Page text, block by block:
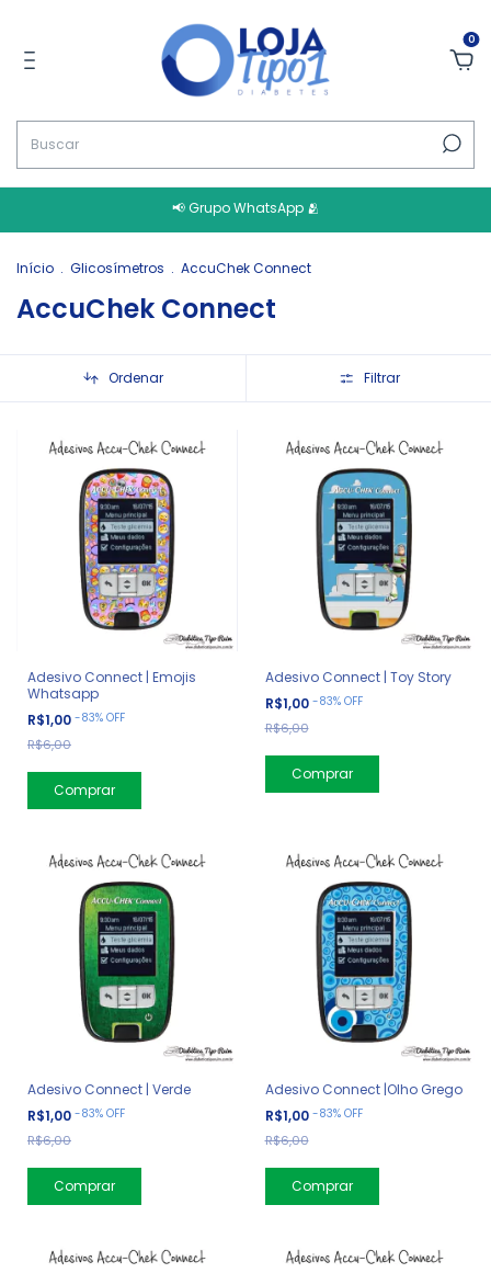
0
📢 Grupo WhatsApp 🫂
Início . Glicosímetros . AccuChek Connect
AccuChek Connect
Ordenar Filtrar
Adesivo Connect | Emojis
Whatsapp
R$1,00 -83% OFF
R$6,00
Adesivo Connect | Toy Story
R$1,00 -83% OFF
R$6,00
Adesivo Connect | Verde
R$1,00 -83% OFF
R$6,00
Adesivo Connect |Olho Grego
R$1,00 -83% OFF
R$6,00